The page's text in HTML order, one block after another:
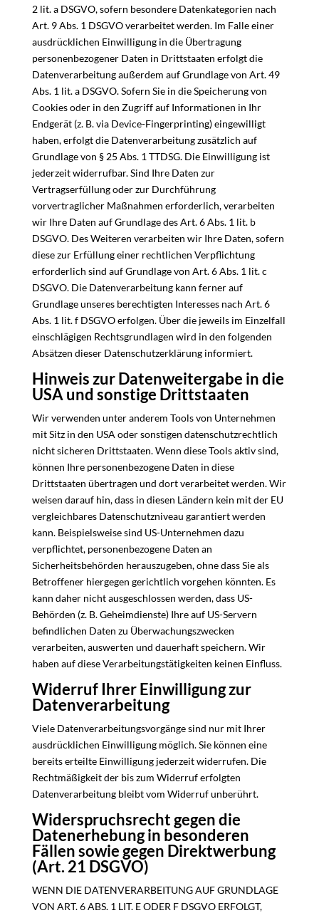
2 lit. a DSGVO, sofern besondere Datenkategorien nach
Art. 9 Abs. 1 DSGVO verarbeitet werden. Im Falle einer
ausdrücklichen Einwilligung in die Übertragung
personenbezogener Daten in Drittstaaten erfolgt die
Datenverarbeitung außerdem auf Grundlage von Art. 49
Abs. 1 lit. a DSGVO. Sofern Sie in die Speicherung von
Cookies oder in den Zugriff auf Informationen in Ihr
Endgerät (z. B. via Device-Fingerprinting) eingewilligt
haben, erfolgt die Datenverarbeitung zusätzlich auf
Grundlage von § 25 Abs. 1 TTDSG. Die Einwilligung ist
jederzeit widerrufbar. Sind Ihre Daten zur
Vertragserfüllung oder zur Durchführung
vorvertraglicher Maßnahmen erforderlich, verarbeiten
wir Ihre Daten auf Grundlage des Art. 6 Abs. 1 lit. b
DSGVO. Des Weiteren verarbeiten wir Ihre Daten, sofern
diese zur Erfüllung einer rechtlichen Verpflichtung
erforderlich sind auf Grundlage von Art. 6 Abs. 1 lit. c
DSGVO. Die Datenverarbeitung kann ferner auf
Grundlage unseres berechtigten Interesses nach Art. 6
Abs. 1 lit. f DSGVO erfolgen. Über die jeweils im Einzelfall
einschlägigen Rechtsgrundlagen wird in den folgenden
Absätzen dieser Datenschutzerklärung informiert.
Hinweis zur Datenweitergabe in die
USA und sonstige Drittstaaten
Wir verwenden unter anderem Tools von Unternehmen
mit Sitz in den USA oder sonstigen datenschutzrechtlich
nicht sicheren Drittstaaten. Wenn diese Tools aktiv sind,
können Ihre personenbezogene Daten in diese
Drittstaaten übertragen und dort verarbeitet werden. Wir
weisen darauf hin, dass in diesen Ländern kein mit der EU
vergleichbares Datenschutzniveau garantiert werden
kann. Beispielsweise sind US-Unternehmen dazu
verpflichtet, personenbezogene Daten an
Sicherheitsbehörden herauszugeben, ohne dass Sie als
Betroffener hiergegen gerichtlich vorgehen könnten. Es
kann daher nicht ausgeschlossen werden, dass US-
Behörden (z. B. Geheimdienste) Ihre auf US-Servern
befindlichen Daten zu Überwachungszwecken
verarbeiten, auswerten und dauerhaft speichern. Wir
haben auf diese Verarbeitungstätigkeiten keinen Einfluss.
Widerruf Ihrer Einwilligung zur
Datenverarbeitung
Viele Datenverarbeitungsvorgänge sind nur mit Ihrer
ausdrücklichen Einwilligung möglich. Sie können eine
bereits erteilte Einwilligung jederzeit widerrufen. Die
Rechtmäßigkeit der bis zum Widerruf erfolgten
Datenverarbeitung bleibt vom Widerruf unberührt.
Widerspruchsrecht gegen die
Datenerhebung in besonderen
Fällen sowie gegen Direktwerbung
(Art. 21 DSGVO)
WENN DIE DATENVERARBEITUNG AUF GRUNDLAGE
VON ART. 6 ABS. 1 LIT. E ODER F DSGVO ERFOLGT,